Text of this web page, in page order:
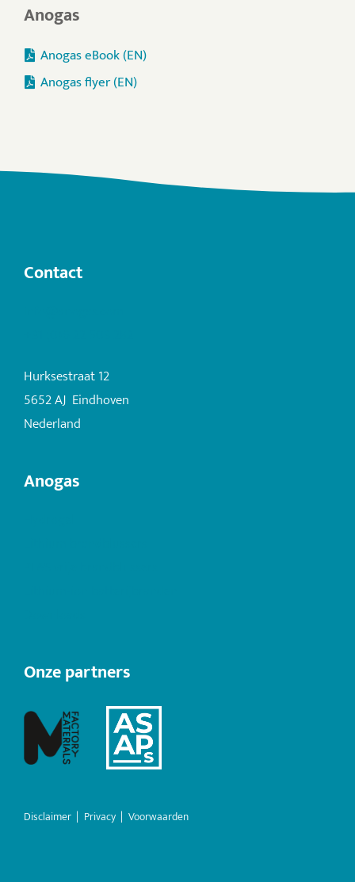
Anogas
Anogas eBook (EN)
Anogas flyer (EN)
Contact
Hurksestraat 12
5652 AJ Eindhoven
Nederland
Anogas
Onze partners
Disclaimer | Privacy | Voorwaarden